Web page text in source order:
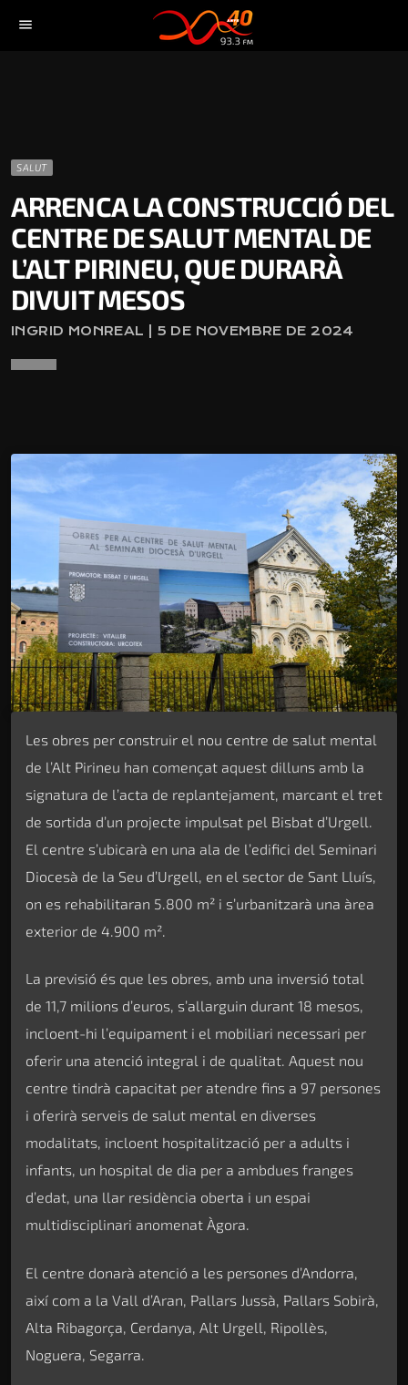
menu
SALUT
ARRENCA LA CONSTRUCCIÓ DEL
CENTRE DE SALUT MENTAL DE
L’ALT PIRINEU, QUE DURARÀ
DIVUIT MESOS
INGRID MONREAL | 5 DE NOVEMBRE DE 2024
Les obres per construir el nou centre de salut mental
de l’Alt Pirineu han començat aquest dilluns amb la
signatura de l’acta de replantejament, marcant el tret
de sortida d’un projecte impulsat pel Bisbat d’Urgell.
El centre s’ubicarà en una ala de l’edifici del Seminari
Diocesà de la Seu d’Urgell, en el sector de Sant Lluís,
on es rehabilitaran 5.800 m² i s’urbanitzarà una àrea
exterior de 4.900 m².
La previsió és que les obres, amb una inversió total
de 11,7 milions d’euros, s’allarguin durant 18 mesos,
incloent-hi l’equipament i el mobiliari necessari per
oferir una atenció integral i de qualitat. Aquest nou
centre tindrà capacitat per atendre fins a 97 persones
i oferirà serveis de salut mental en diverses
modalitats, incloent hospitalització per a adults i
infants, un hospital de dia per a ambdues franges
d’edat, una llar residència oberta i un espai
multidisciplinari anomenat Àgora.
El centre donarà atenció a les persones d’Andorra,
així com a la Vall d’Aran, Pallars Jussà, Pallars Sobirà,
Alta Ribagorça, Cerdanya, Alt Urgell, Ripollès,
Noguera, Segarra.